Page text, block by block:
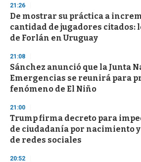
3
s
c
o
d
s
21:26
De mostrar su práctica a
cantidad de jugadores citados:
de Forlán en Uruguay
21:08
Sánchez anunció que la Junta
Emergencias se reunirá para
fenómeno de El Niño
21:00
Trump firma decreto para
de ciudadanía por nacimiento
de redes sociales
20:52